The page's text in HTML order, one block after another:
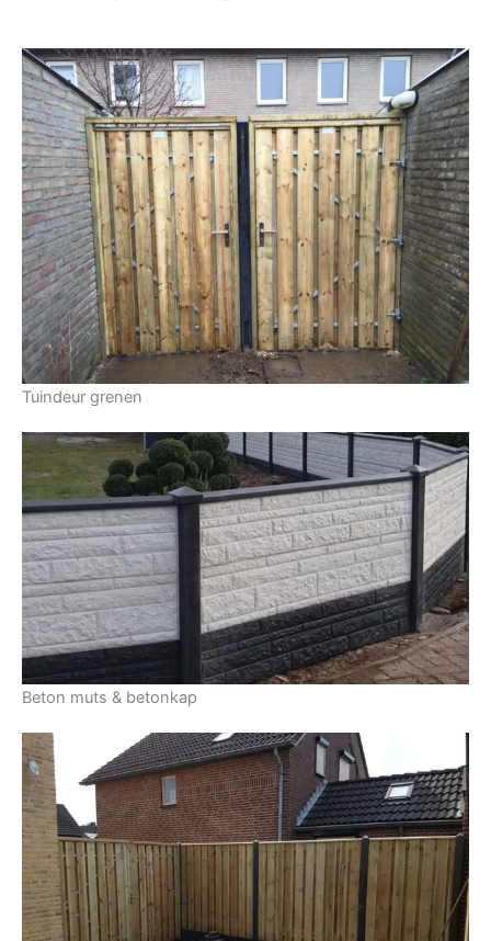
Tuindeur grenen
Beton muts & betonkap